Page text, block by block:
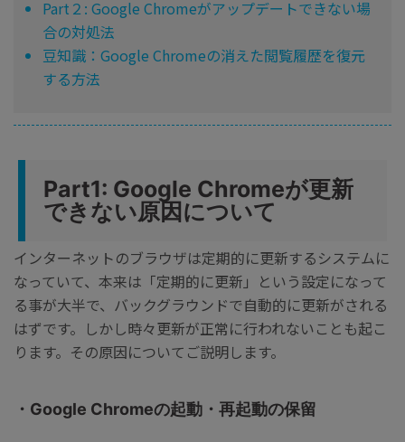
Part２: Google Chromeがアップデートできない場
合の対処法
豆知識：Google Chromeの消えた閲覧履歴を復元
する方法
Part1: Google Chromeが更新
できない原因について
インターネットのブラウザは定期的に更新するシステムに
なっていて、本来は「定期的に更新」という設定になって
る事が大半で、バックグラウンドで自動的に更新がされる
はずです。しかし時々更新が正常に行われないことも起こ
ります。その原因についてご説明します。
・Google Chromeの起動・再起動の保留